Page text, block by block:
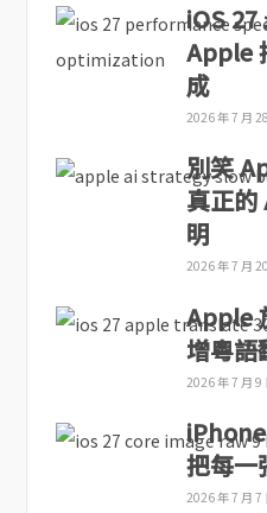
iOS 27
Apple
成
2026 年 7 月
別笑
真正的
明
2026 年 7 月
Apple
增粵語
2026 年 7 月 9
把每一
2026 年 7 月 7